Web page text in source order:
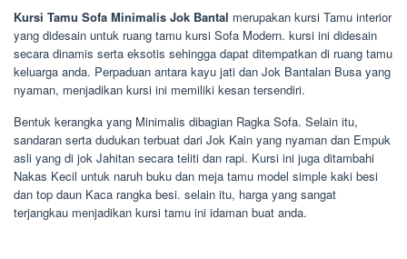
Kursi Tamu Sofa Minimalis Jok Bantal merupakan kursi Tamu interior
yang didesain untuk ruang tamu kursi Sofa Modern. kursi ini didesain
secara dinamis serta eksotis sehingga dapat ditempatkan di ruang tamu
keluarga anda. Perpaduan antara kayu jati dan Jok Bantalan Busa yang
nyaman, menjadikan kursi ini memiliki kesan tersendiri.
Bentuk kerangka yang Minimalis dibagian Ragka Sofa. Selain itu,
sandaran serta dudukan terbuat dari Jok Kain yang nyaman dan Empuk
asli yang di jok Jahitan secara teliti dan rapi. Kursi ini juga ditambahi
Nakas Kecil untuk naruh buku dan meja tamu model simple kaki besi
dan top daun Kaca rangka besi. selain itu, harga yang sangat
terjangkau menjadikan kursi tamu ini idaman buat anda.